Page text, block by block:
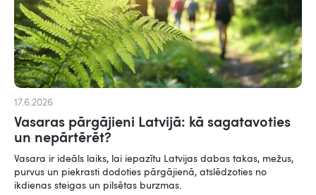
17.6.2026
Vasaras pārgājieni Latvijā: kā sagatavoties
un nepārtērēt?
Vasara ir ideāls laiks, lai iepazītu Latvijas dabas takas, mežus,
purvus un piekrasti dodoties pārgājienā, atslēdzoties no
ikdienas steigas un pilsētas burzmas.